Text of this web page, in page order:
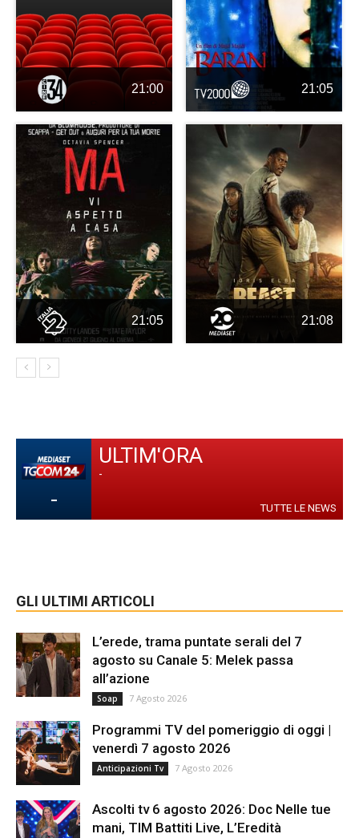
21:00 21:05
21:05 21:08
-
ULTIM'ORA
-
TUTTE LE NEWS
GLI ULTIMI ARTICOLI
L’erede, trama puntate serali del 7
agosto su Canale 5: Melek passa
all’azione
Soap 7 Agosto 2026
Programmi TV del pomeriggio di oggi |
venerdì 7 agosto 2026
Anticipazioni Tv 7 Agosto 2026
Ascolti tv 6 agosto 2026: Doc Nelle tue
mani, TIM Battiti Live, L’Eredità